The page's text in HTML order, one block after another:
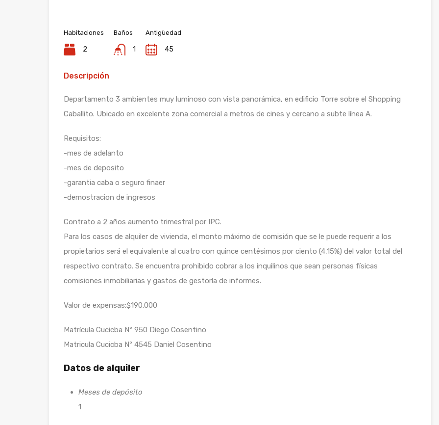
Habitaciones
2
Baños
1
Antigüedad
45
Descripción
Departamento 3 ambientes muy luminoso con vista panorámica, en edificio Torre sobre el Shopping
Caballito. Ubicado en excelente zona comercial a metros de cines y cercano a subte línea A.
Requisitos:
-mes de adelanto
-mes de deposito
-garantia caba o seguro finaer
-demostracion de ingresos
Contrato a 2 años aumento trimestral por IPC.
Para los casos de alquiler de vivienda, el monto máximo de comisión que se le puede requerir a los
propietarios será el equivalente al cuatro con quince centésimos por ciento (4,15%) del valor total del
respectivo contrato. Se encuentra prohibido cobrar a los inquilinos que sean personas físicas
comisiones inmobiliarias y gastos de gestoría de informes.
Valor de expensas:$190.000
Matrícula Cucicba Nº 950 Diego Cosentino
Matricula Cucicba Nº 4545 Daniel Cosentino
Datos de alquiler
Meses de depósito
1